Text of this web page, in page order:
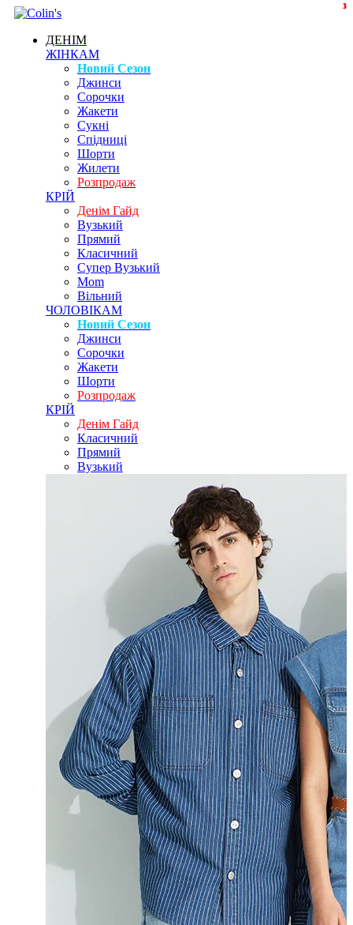
ДЕНІМ
ЖІНКАМ
Новий Сезон
Джинси
Сорочки
Жакети
Сукні
Спідниці
Шорти
Жилети
Розпродаж
КРІЙ
Денім Гайд
Вузький
Прямий
Класичний
Супер Вузький
Mom
Вільний
ЧОЛОВІКАМ
Новий Сезон
Джинси
Сорочки
Жакети
Шорти
Розпродаж
КРІЙ
Денім Гайд
Класичний
Прямий
Вузький
3
1